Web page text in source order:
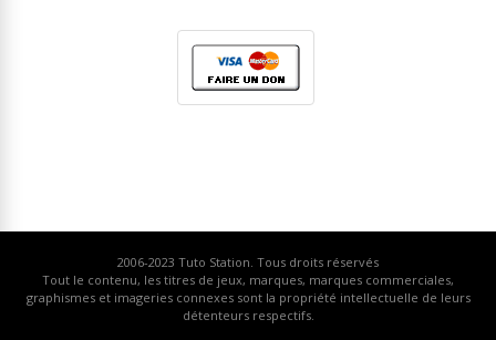
2006-2023 Tuto Station. Tous droits réservés
Tout le contenu, les titres de jeux, marques, marques commerciales,
graphismes et imageries connexes sont la propriété intellectuelle de leurs
détenteurs respectifs.